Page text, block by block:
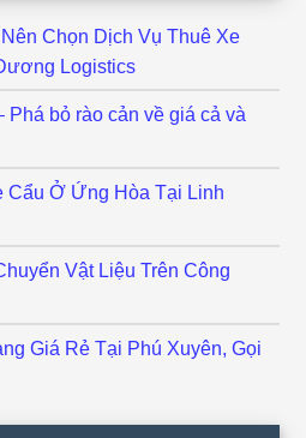
Chọn Dịch Vụ Thuê Xe
Logistics
Phá bỏ rào cản về giá cả và
Cẩu Ở Ứng Hòa Tại Linh
Vật Liệu Trên Công
Giá Rẻ Tại Phú Xuyên, Gọi